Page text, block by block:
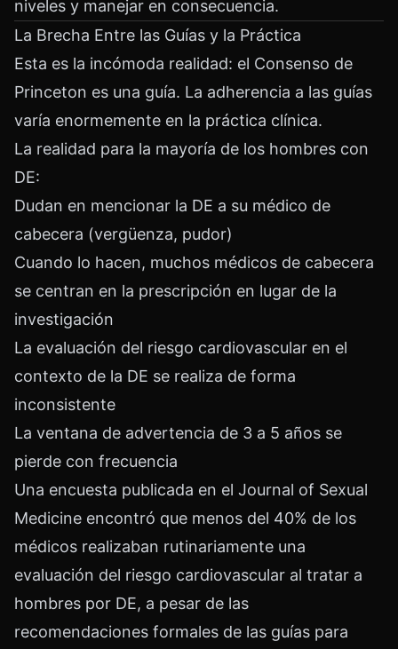
niveles y manejar en consecuencia.
La Brecha Entre las Guías y la Práctica
Esta es la incómoda realidad: el Consenso de
Princeton es una guía. La adherencia a las guías
varía enormemente en la práctica clínica.
La realidad para la mayoría de los hombres con
DE:
Dudan en mencionar la DE a su médico de
cabecera (vergüenza, pudor)
Cuando lo hacen, muchos médicos de cabecera
se centran en la prescripción en lugar de la
investigación
La evaluación del riesgo cardiovascular en el
contexto de la DE se realiza de forma
inconsistente
La ventana de advertencia de 3 a 5 años se
pierde con frecuencia
Una encuesta publicada en el Journal of Sexual
Medicine encontró que menos del 40% de los
médicos realizaban rutinariamente una
evaluación del riesgo cardiovascular al tratar a
hombres por DE, a pesar de las
recomendaciones formales de las guías para